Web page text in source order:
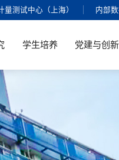
测试中心（上海） 内部
学生培养 党建与创